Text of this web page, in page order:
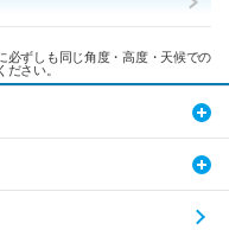
ずしも同じ角度・高度・天候での
さい。